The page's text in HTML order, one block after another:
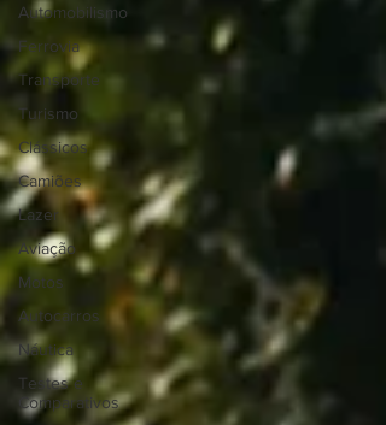
Automobilismo
Ferrovia
Transporte
Turismo
Clássicos
Camiões
Lazer
Aviação
Motos
Autocarros
Náutica
Testes e
Comparativos